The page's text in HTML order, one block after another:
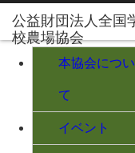
本協会につい
て
イベント